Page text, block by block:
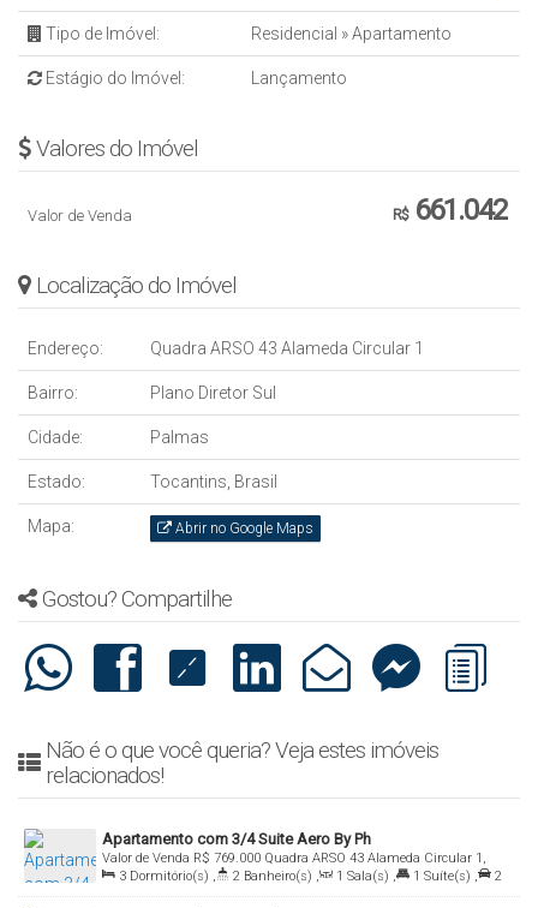
Próximo à Havan, Aldeia Mall, HGP, Corpo de Bombeiros, PM e
Orla 14
☎ Para mais detalhes entrar em contato:
Alugar Imóveis
Tipo de Imóvel: Residencial »Apartamento
Estágio do Imóvel: Lançamento
Valores do Imóvel
R$661.042
Valor de Venda
Localização do Imóvel
Endereço: Quadra ARSO 43 Alameda Circular 1
Bairro: Plano Diretor Sul
Cidade: Palmas
Estado: Tocantins, Brasil
Mapa: Abrir no Google Maps
Gostou? Compartilhe
Não é o que você queria? Veja estes imóveis
relacionados!
Apartamento com 3/4 Suite Aero By Ph
R$ 769.000
Valor de Venda
Quadra ARSO 43 Alameda Circular 1,
77015-692, Plano Diretor Sul, Palmas, Tocantins, Brasil
3 Dormitório(s) , 2 Banheiro(s) , 1 Sala(s) , 1 Suíte(s) ,
2
Vaga(s)